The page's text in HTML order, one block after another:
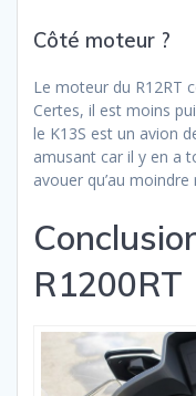
Côté moteur ?
Le moteur du R12RT
Certes, il est moins
le K13S est un avion
amusant car il y en a
avouer qu’au
R1200RT